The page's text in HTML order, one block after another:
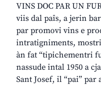
VINS DOC PAR UN
viis dal paîs, a jerin
par promovi vins e
intratigniments,
àn fat “tipichementri
nassude intal 1950 a
Sant Josef, il “pai”